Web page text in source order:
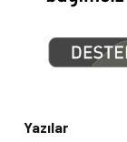
Yazılar